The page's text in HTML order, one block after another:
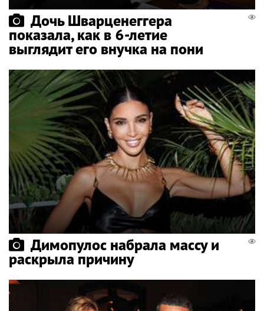
Дочь Шварценеггера
показала, как в 6-летие
выглядит его внучка на пони
Димопулос набрала массу и
раскрыла причину